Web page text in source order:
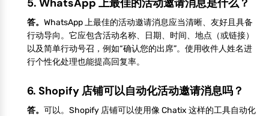
答。 WhatsApp 上最佳的活动邀请消息应当清晰、友好且具备
行动导向。它应包含活动名称、日期、时间、地点（或链接）
以及简单行动号召，例如“确认您的出席”。使用收件人姓名进
行个性化处理也能提高回复率。
6. Shopify 店铺可以自动化活动邀请消息吗？
答。 可以。Shopify 店铺可以使用像 Chatix 这样的工具自动化